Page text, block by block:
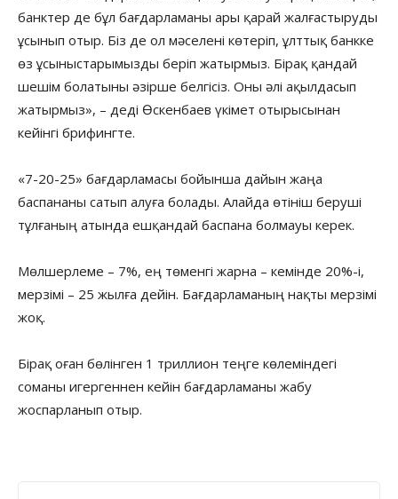
банктер де бұл бағдарламаны ары қарай жалғастыруды
ұсынып отыр. Біз де ол мәселені көтеріп, ұлттық банкке
өз ұсыныстарымызды беріп жатырмыз. Бірақ қандай
шешім болатыны әзірше белгісіз. Оны әлі ақылдасып
жатырмыз», – деді Өскенбаев үкімет отырысынан
кейінгі брифингте.
«7-20-25» бағдарламасы бойынша дайын жаңа
баспананы сатып алуға болады. Алайда өтініш беруші
тұлғаның атында ешқандай баспана болмауы керек.
Мөлшерлеме – 7%, ең төменгі жарна – кемінде 20%-і,
мерзімі – 25 жылға дейін. Бағдарламаның нақты мерзімі
жоқ.
Бірақ оған бөлінген 1 триллион теңге көлеміндегі
соманы игергеннен кейін бағдарламаны жабу
жоспарланып отыр.